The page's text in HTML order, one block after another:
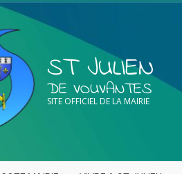
ST JULIEN
DE VOUVANTES
SITE OFFICIEL DE LA MAIRIE